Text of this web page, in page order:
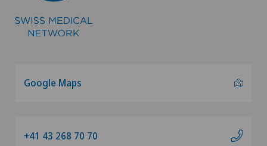
Google Maps
+41 43 268 70 70